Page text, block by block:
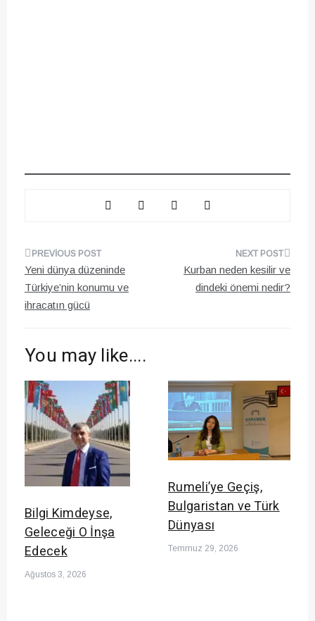
Yazı
gezinmesi
Yeni dünya düzeninde
Türkiye’nin konumu ve
ihracatın gücü
Kurban neden kesilir ve
dindeki önemi nedir?
You may like....
Bilgi Kimdeyse,
Geleceği O İnşa
Edecek
Ağustos 3, 2026
Rumeli’ye Geçiş,
Bulgaristan ve Türk
Dünyası
Temmuz 29, 2026